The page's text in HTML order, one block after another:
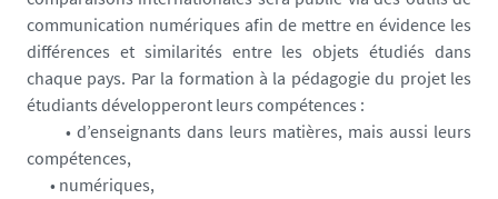
communication numériques afin de mettre en évidence les
différences et similarités entre les objets étudiés dans
chaque pays. Par la formation à la pédagogie du projet les
étudiants développeront leurs compétences :
• d’enseignants dans leurs matières, mais aussi leurs
compétences,
• numériques,